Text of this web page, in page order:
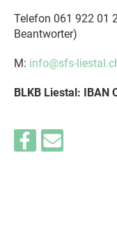
Telefon 061 922 01
Beantworter)
M: info@sfs-
BLKB Liestal: IBAN